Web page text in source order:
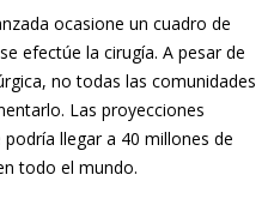
ocasione un cuadro de
efectúe la cirugía. A pesar de
no todas las comunidades
Las proyecciones
llegar a 40 millones de
todo el mundo.